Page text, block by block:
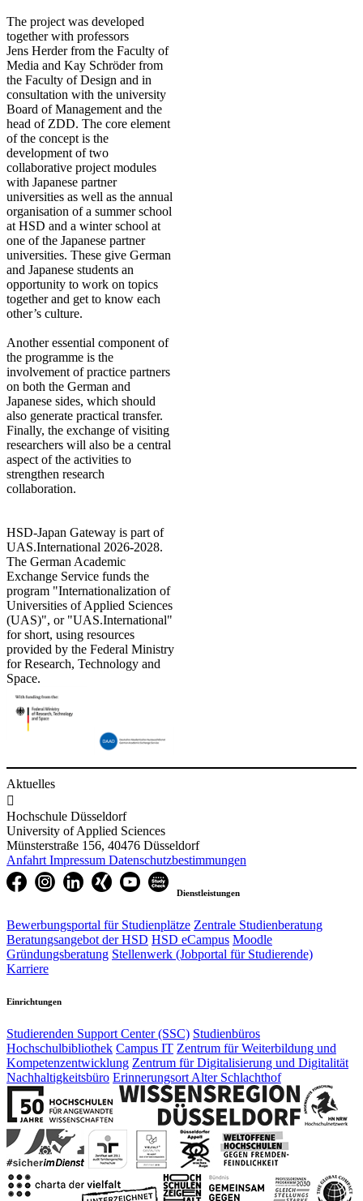
The project was developed
together with professors
Jens Herder from the Faculty of
Media and Kay Schröder from
the Faculty of Design and in
consultation with the university
Board of Management and the
head of ZDD. The core element
of the concept is the
development of two
collaborative project modules
with Japanese partner
universities as well as the annual
organisation of a summer school
at HSD and a winter school at
one of the Japanese partner
universities. These give German
and Japanese students an
opportunity to work on topics
together and get to know each
other’s culture.
Another essential component of
the programme is the
involvement of practice partners
on both the German and
Japanese sides, which should
also generate practical transfer.
Finally, the exchange of visiting
researchers will also be a central
aspect of the activities to
strengthen research
collaboration.
HSD-Japan Gateway is part of
UAS.International 2026-2028.
The German Academic
Exchange Service funds the
program "Internationalization of
Universities of Applied Sciences
(UAS)", or "UAS.International"
for short, using resources
provided by the Federal Ministry
for Research, Technology and
Space.
Aktuelles

Hochschule Düsseldorf
University of Applied Sciences
Münsterstraße 156, 40476 Düsseldorf
Anfahrt Impressum Datenschutzbestimmungen
Dienstleistungen
Bewerbungsportal für Studienplätze Zentrale Studienberatung
Beratungsangebot der HSD HSD eCampus Moodle
Gründungsberatung Stellenwerk (Jobportal für Studierende)
Karriere
Einrichtungen
Studierenden Support Center (SSC) Studienbüros
Hochschulbibliothek Campus IT Zentrum für Weiterbildung und
Kompetenzentwicklung Zentrum für Digitalisierung und Digitalität
Nachhaltigkeitsbüro Erinnerungsort Alter Schlachthof